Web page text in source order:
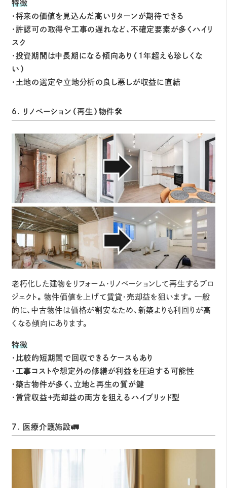
特徴
・将来の価値を見込んだ高いリターンが期待できる
・許認可の取得や工事の遅れなど、不確定要素が多くハイリ
スク
・投資期間は中長期になる傾向あり（1年超えも珍しくな
い）
・土地の選定や立地分析の良し悪しが収益に直結
6. リノベーション（再生）物件🛠️
老朽化した建物をリフォーム・リノベーションして再生するプロ
ジェクト。物件価値を上げて賃貸・売却益を狙います。一般
的に、中古物件は価格が割安なため、新築よりも利回りが高
くなる傾向にあります。
特徴
・比較的短期間で回収できるケースもあり
・工事コストや想定外の修繕が利益を圧迫する可能性
・築古物件が多く、立地と再生の質が鍵
・賃貸収益＋売却益の両方を狙えるハイブリッド型
7. 医療介護施設🚛